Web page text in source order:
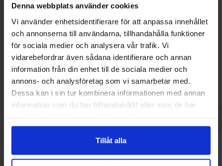
Denna webbplats använder cookies
Vi använder enhetsidentifierare för att anpassa innehållet
och annonserna till användarna, tillhandahålla funktioner
för sociala medier och analysera vår trafik. Vi
vidarebefordrar även sådana identifierare och annan
information från din enhet till de sociala medier och
annons- och analysföretag som vi samarbetar med.
Dessa kan i sin tur kombinera informationen med annan
information som du har tillhandahållit eller som de har
Tillåt alla
Nanguo Yellow Chili Sauce Spicy
135g(BF:17-07-2026)
33.03 kr 24.99 kr
Köp
FSG Garlic and
Andra gillade